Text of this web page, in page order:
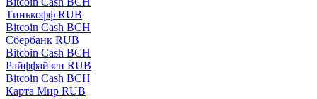
Тинькофф RUB
Bitcoin Cash BCH
Сбербанк RUB
Bitcoin Cash BCH
Райффайзен RUB
Bitcoin Cash BCH
Карта Мир RUB